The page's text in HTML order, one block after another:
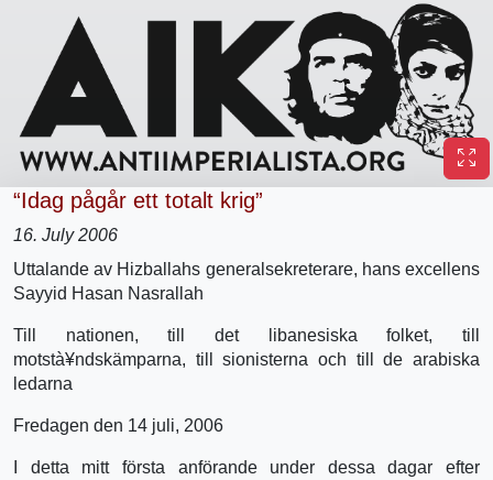
“Idag pågår ett totalt krig”
16. July 2006
Uttalande av Hizballahs generalsekreterare, hans excellens
Sayyid Hasan Nasrallah
Till nationen, till det libanesiska folket, till
motstà¥ndskämparna, till sionisterna och till de arabiska
ledarna
Fredagen den 14 juli, 2006
I detta mitt första anförande under dessa dagar efter